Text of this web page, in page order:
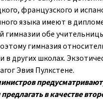
французского и
языка имеют в
гимназии обе
гимназия
других школах.
Эвия Пулкстене.
в качестве